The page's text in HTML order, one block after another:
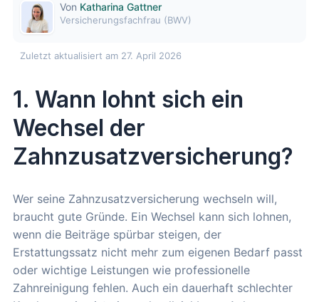
Von Katharina Gattner
Versicherungsfachfrau (BWV)
Zuletzt aktualisiert am 27. April 2026
1. Wann lohnt sich ein
Wechsel der
Zahnzusatzversicherung?
Wer seine Zahnzusatzversicherung wechseln will,
braucht gute Gründe. Ein Wechsel kann sich lohnen,
wenn die Beiträge spürbar steigen, der
Erstattungssatz nicht mehr zum eigenen Bedarf passt
oder wichtige Leistungen wie professionelle
Zahnreinigung fehlen. Auch ein dauerhaft schlechter